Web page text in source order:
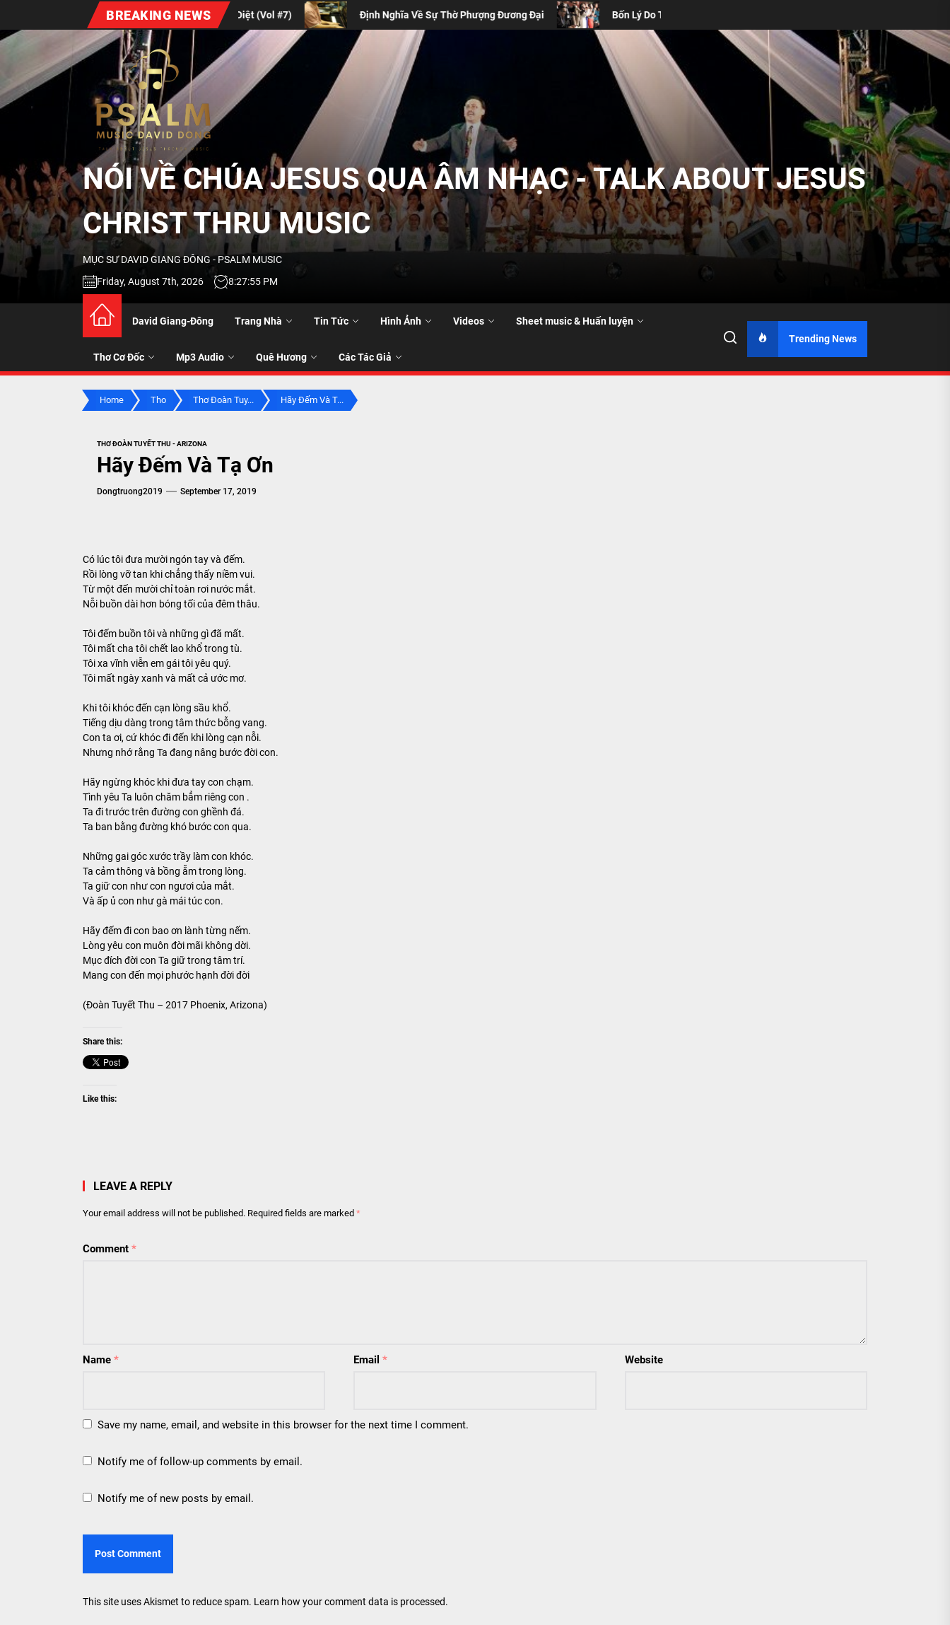
the
BREAKING NEWS
Xuân Bất Diệt (Vol #7) Định Nghĩa Về Sự Thờ Phượng Đương Đại Bốn Lý Do Thánh Ca Truyền Thống Vẫn Cần Thiết Trong Buổi Thờ Phượng Của Bạn (Matt Boswell)
NÓI
VỀ
CHÚA
JESUS
QUA
ÂM
NHẠC
-
TALK
ABOUT
CHRIST
THRU
MUSIC
NÓI VỀ CHÚA JESUS QUA ÂM NHẠC - TALK ABOUT JESUS
CHRIST THRU MUSIC
MỤC SƯ DAVID GIANG ĐÔNG - PSALM MUSIC
Friday, August 7th, 2026
8:27:56 PM
David Giang-Đông Trang Nhà Tin Tức Hình Ảnh Videos Sheet music & Huấn luyện
Thơ Cơ Đốc Mp3 Audio Quê Hương Các Tác Giả
Trending News
Home Tho Thơ Đoàn Tuy... Hãy Đếm Và T...
THƠ ĐOÀN TUYẾT THU - ARIZONA
Hãy Đếm Và Tạ Ơn
Dongtruong2019 September 17, 2019
Có lúc tôi đưa mười ngón tay và đếm.
Rồi lòng vỡ tan khi chẳng thấy niềm vui.
Từ một đến mười chỉ toàn rơi nước mắt.
Nỗi buồn dài hơn bóng tối của đêm thâu.
Tôi đếm buồn tôi và những gì đã mất.
Tôi mất cha tôi chết lao khổ trong tù.
Tôi xa vĩnh viễn em gái tôi yêu quý.
Tôi mất ngày xanh và mất cả ước mơ.
Khi tôi khóc đến cạn lòng sầu khổ.
Tiếng dịu dàng trong tâm thức bỗng vang.
Con ta ơi, cứ khóc đi đến khi lòng cạn nỗi.
Nhưng nhớ rằng Ta đang nâng bước đời con.
Hãy ngừng khóc khi đưa tay con chạm.
Tình yêu Ta luôn chăm bẳm riêng con .
Ta đi trước trên đường con ghềnh đá.
Ta ban bằng đường khó bước con qua.
Những gai góc xước trầy làm con khóc.
Ta cảm thông và bồng ẵm trong lòng.
Ta giữ con như con ngươi của mắt.
Và ấp ủ con như gà mái túc con.
Hãy đếm đi con bao ơn lành từng nếm.
Lòng yêu con muôn đời mãi không dời.
Mục đích đời con Ta giữ trong tâm trí.
Mang con đến mọi phước hạnh đời đời
(Đoàn Tuyết Thu – 2017 Phoenix, Arizona)
Share this:
Like this:
LEAVE A REPLY
Your email address will not be published. Required fields are marked *
Comment *
Name * Email* Website
Save my name, email, and website in this browser for the next time I comment.
Notify me of follow-up comments by email.
Notify me of new posts by email.
This site uses Akismet to reduce spam. Learn how your comment data is processed.